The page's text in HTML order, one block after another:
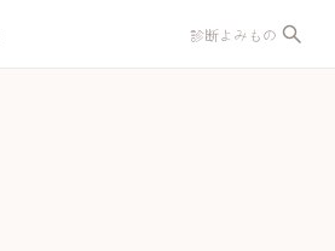
診断よみもの